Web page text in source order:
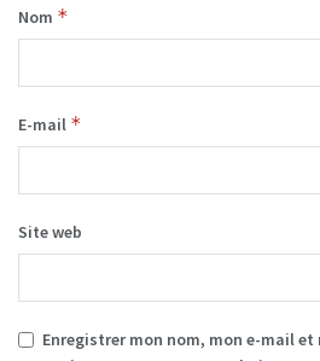
Nom *
E-mail *
Site web
Enregistrer mon nom, mon e-mail